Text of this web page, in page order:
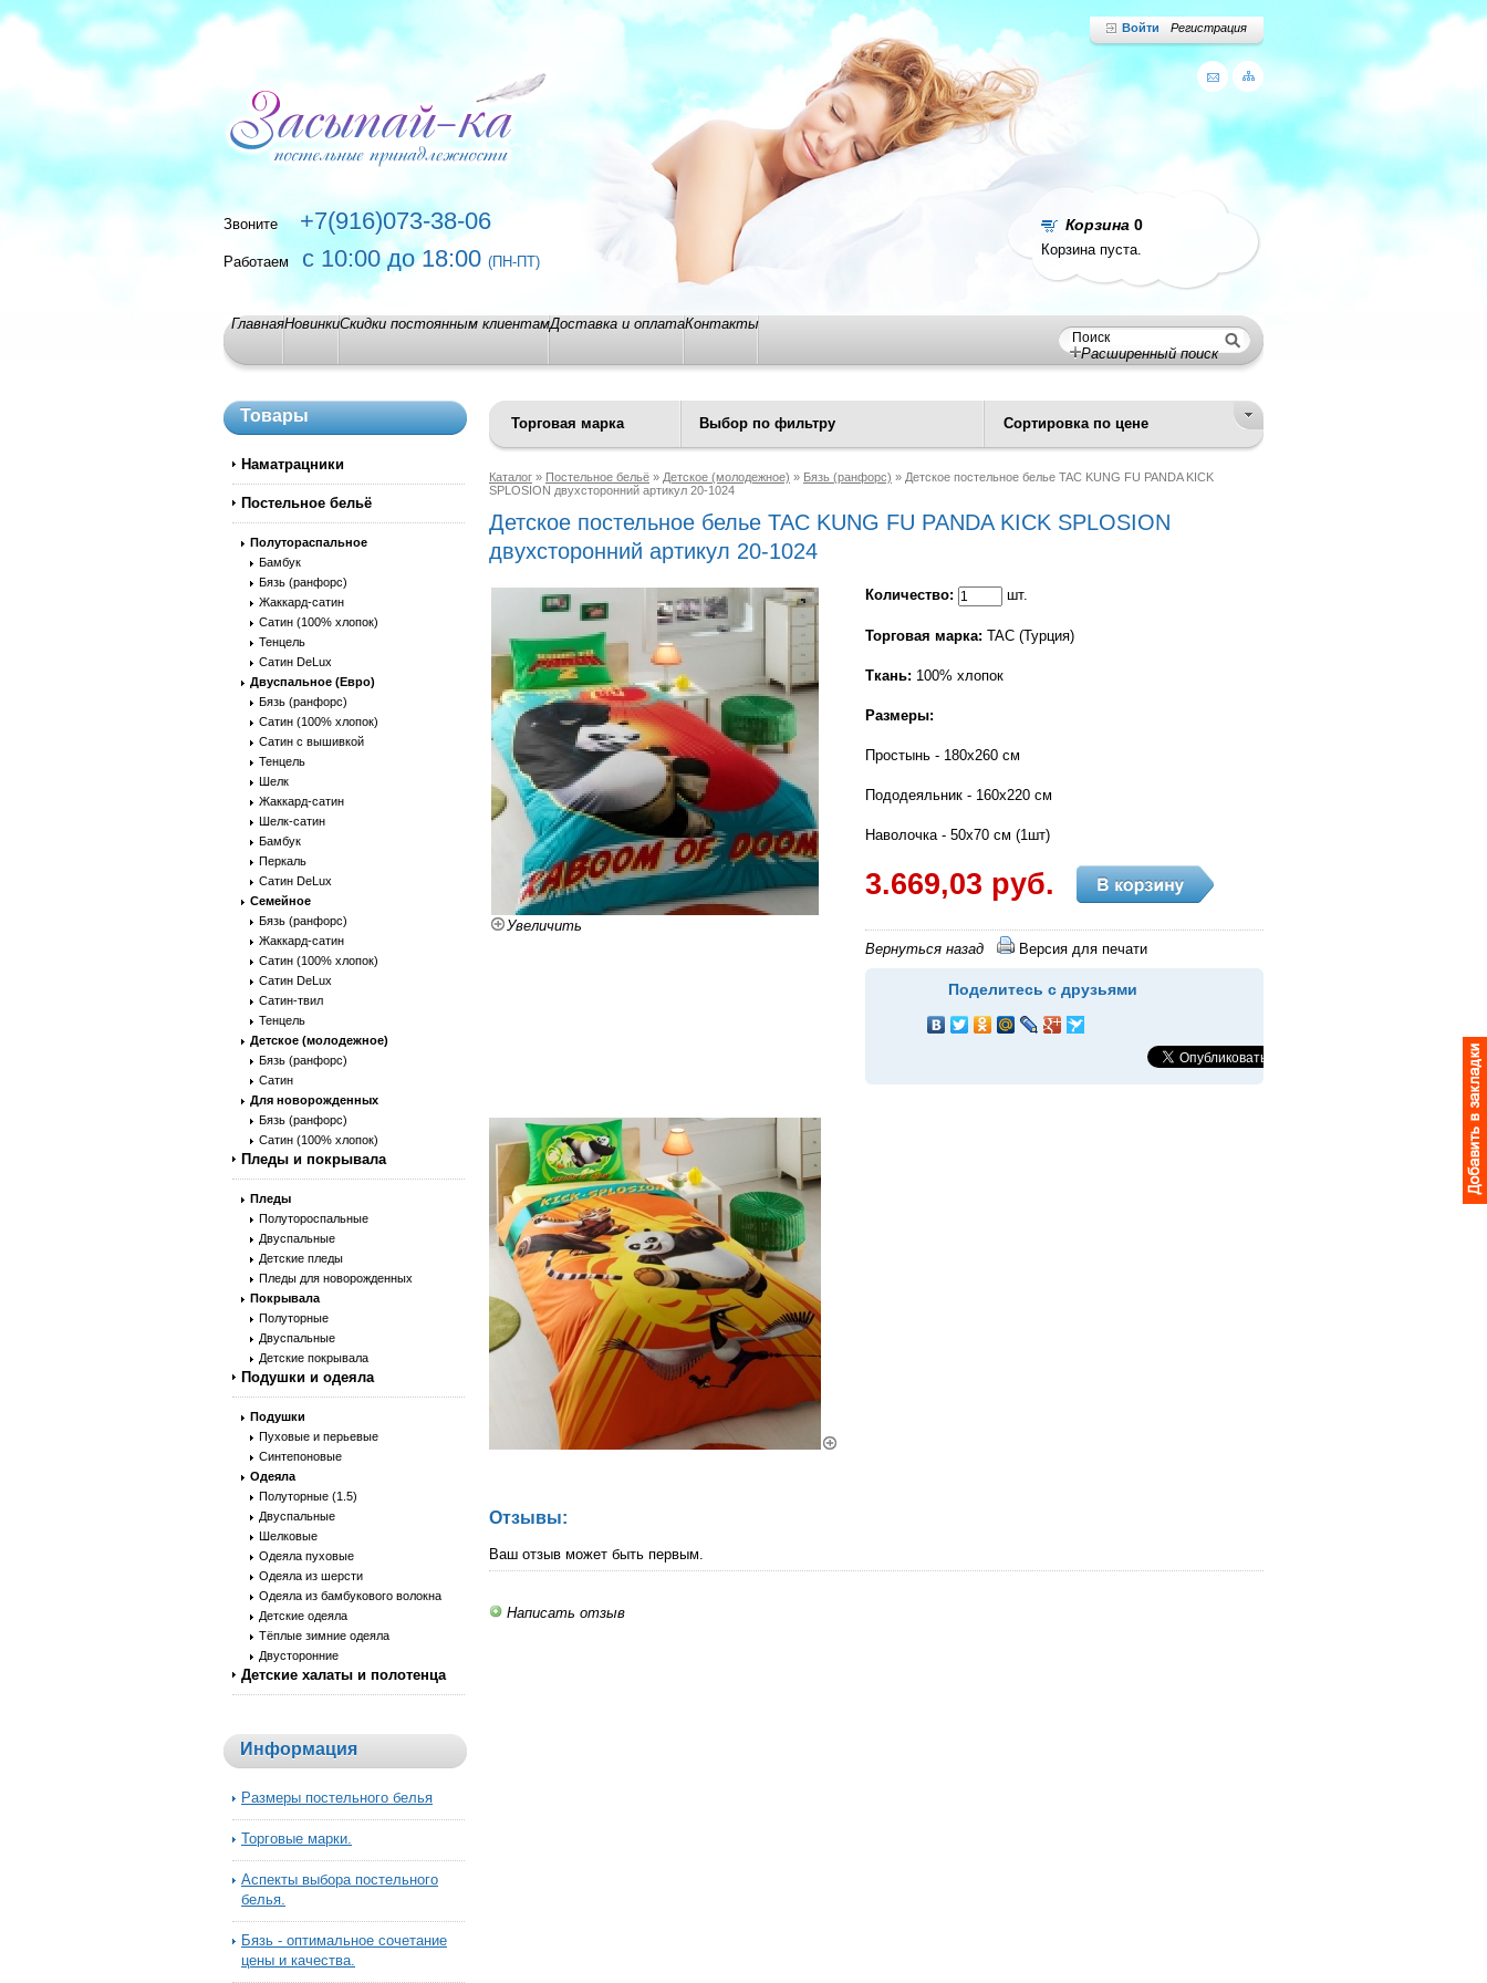
Звоните+7(916)073-38-06
Работаем с 10:00 до 18:00 (ПН-ПТ)
Корзина 0
Корзина пуста.
Войти Регистрация
ГлавнаяНовинкиСкидки постоянным клиентамДоставка и оплатаКонтакты
Расширенный поиск
Товары
Наматрацники
Постельное бельё
Полутораспальное
Бамбук
Бязь (ранфорс)
Жаккард-сатин
Сатин (100% хлопок)
Тенцель
Сатин DeLux
Двуспальное (Евро)
Бязь (ранфорс)
Сатин (100% хлопок)
Сатин с вышивкой
Тенцель
Шелк
Жаккард-сатин
Шелк-сатин
Бамбук
Перкаль
Сатин DeLux
Семейное
Бязь (ранфорс)
Жаккард-сатин
Сатин (100% хлопок)
Сатин DeLux
Сатин-твил
Тенцель
Детское (молодежное)
Бязь (ранфорс)
Сатин
Для новорожденных
Бязь (ранфорс)
Сатин (100% хлопок)
Пледы и покрывала
Пледы
Полутороспальные
Двуспальные
Детские пледы
Пледы для новорожденных
Покрывала
Полуторные
Двуспальные
Детские покрывала
Подушки и одеяла
Подушки
Пуховые и перьевые
Синтепоновые
Одеяла
Полуторные (1.5)
Двуспальные
Шелковые
Одеяла пуховые
Одеяла из шерсти
Одеяла из бамбукового волокна
Детские одеяла
Тёплые зимние одеяла
Двусторонние
Детские халаты и полотенца
Информация
Размеры постельного белья
Торговые марки.
Аспекты выбора постельного
белья.
Бязь - оптимальное сочетание
цены и качества.
Торговая марка Выбор по фильтру Сортировка по цене
Каталог » Постельное бельё » Детское (молодежное) » Бязь (ранфорс) » Детское постельное белье TAC KUNG FU PANDA KICK
SPLOSION двухсторонний артикул 20-1024
Детское постельное белье TAC KUNG FU PANDA KICK SPLOSION
двухсторонний артикул 20-1024
Увеличить
Количество: шт.
Торговая марка: TAC (Турция)
Ткань: 100% хлопок
Размеры:
Простынь - 180х260 см
Пододеяльник - 160х220 см
Наволочка - 50х70 см (1шт)
3.669,03 руб.
Вернуться назад Версия для печати
Поделитесь с друзьями
Отзывы:
Ваш отзыв может быть первым.
Написать отзыв